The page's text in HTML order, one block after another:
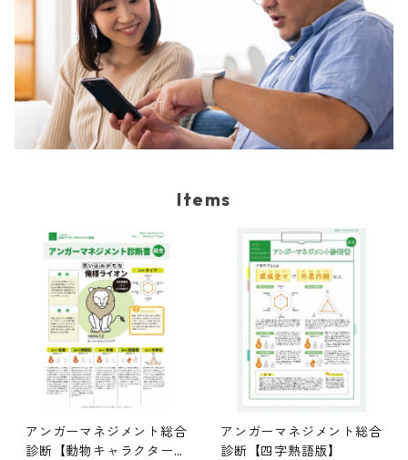
Items
アンガーマネジメント総合
診断【動物キャラクター
アンガーマネジメント総合
診断【四字熟語版】